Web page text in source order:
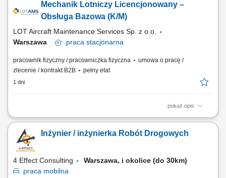
Zespołu oraz podwykonawców w celu zapewnienia najlepszej jakości
serwisu; ciągłe doskonalenie jakości realizacji usług poprzez wymianę
Mechanik Lotniczy Licencjonowany –
Obsługa Bazowa (K/M)
LOT Aircraft Maintenance Services Sp. z o.o.
Warszawa
praca stacjonarna
pracownik fizyczny / pracowniczka fizyczna
umowa o pracę /
zlecenie / kontrakt B2B
pełny etat
1 dni
pokaż opis
Opis stanowiska Wykonywanie przeglądów, inspekcji, napraw i
lokalizowanie i rozwiązywanie usterek technicznych; Zapewnienie
jakości i zgodności wykonywanych prac z procedurami i przepisami;
Inżynier / inżynierka Robót Drogowych
4 Effect Consulting
Warszawa, i okolice (do 30km)
praca mobilna